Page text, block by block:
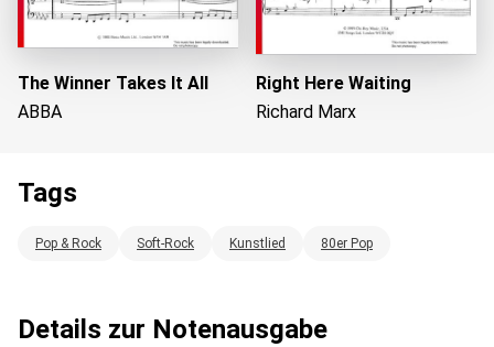
Wird geladen...
The Winner Takes It All
ABBA
Right Here Waiting
Richard Marx
Tags
Pop & Rock Soft-Rock Kunstlied 80er Pop
Details zur Notenausgabe